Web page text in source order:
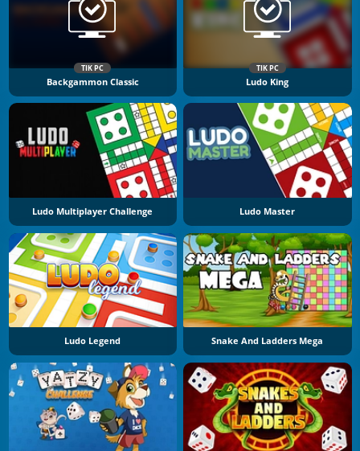
TIK PC
Backgammon Classic
TIK PC
Ludo King
Ludo Multiplayer Challenge Ludo Master
Ludo Legend Snake And Ladders Mega